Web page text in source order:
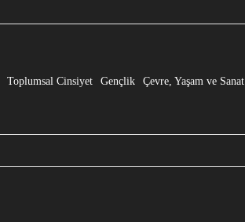
Toplumsal Cinsiyet Gençlik Çevre, Yaşam ve Sanat